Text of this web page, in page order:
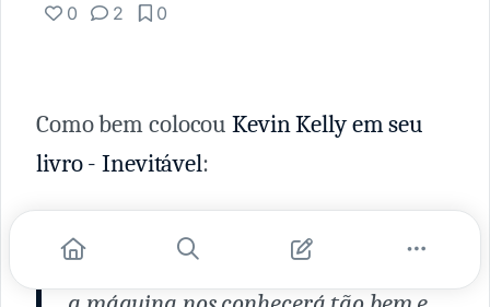
0 2 0
Como bem colocouKevin Kelly em seu
livro - Inevitável:
"Viveremos um tempo em que